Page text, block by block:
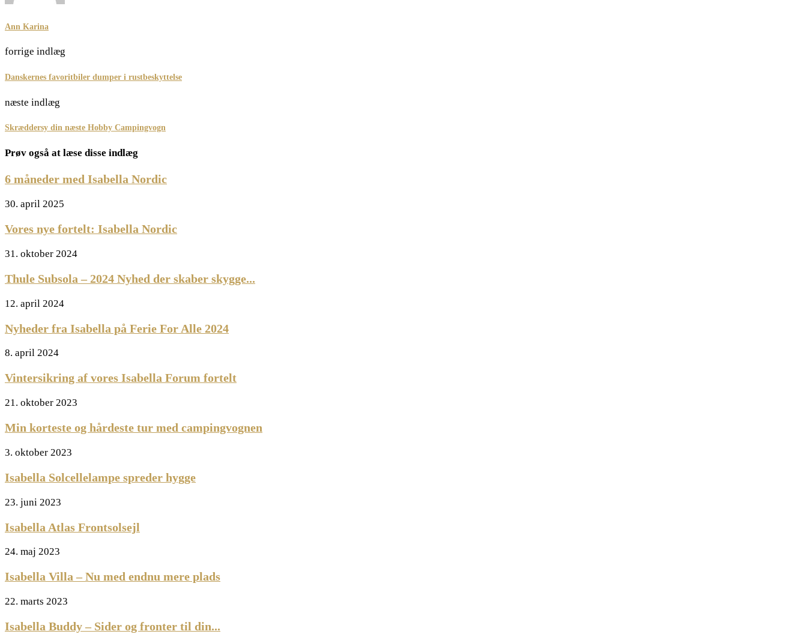
Ann Karina
forrige indlæg
Danskernes favoritbiler dumper i rustbeskyttelse
næste indlæg
Skræddersy din næste Hobby Campingvogn
Prøv også at læse disse indlæg
6 måneder med Isabella Nordic
30. april 2025
Vores nye fortelt: Isabella Nordic
31. oktober 2024
Thule Subsola – 2024 Nyhed der skaber skygge...
12. april 2024
Nyheder fra Isabella på Ferie For Alle 2024
8. april 2024
Vintersikring af vores Isabella Forum fortelt
21. oktober 2023
Min korteste og hårdeste tur med campingvognen
3. oktober 2023
Isabella Solcellelampe spreder hygge
23. juni 2023
Isabella Atlas Frontsolsejl
24. maj 2023
Isabella Villa – Nu med endnu mere plads
22. marts 2023
Isabella Buddy – Sider og fronter til din...